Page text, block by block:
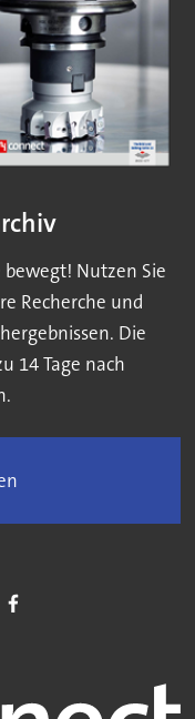
bewegt! Nutzen Sie
Recherche und
Die
14 Tage nach